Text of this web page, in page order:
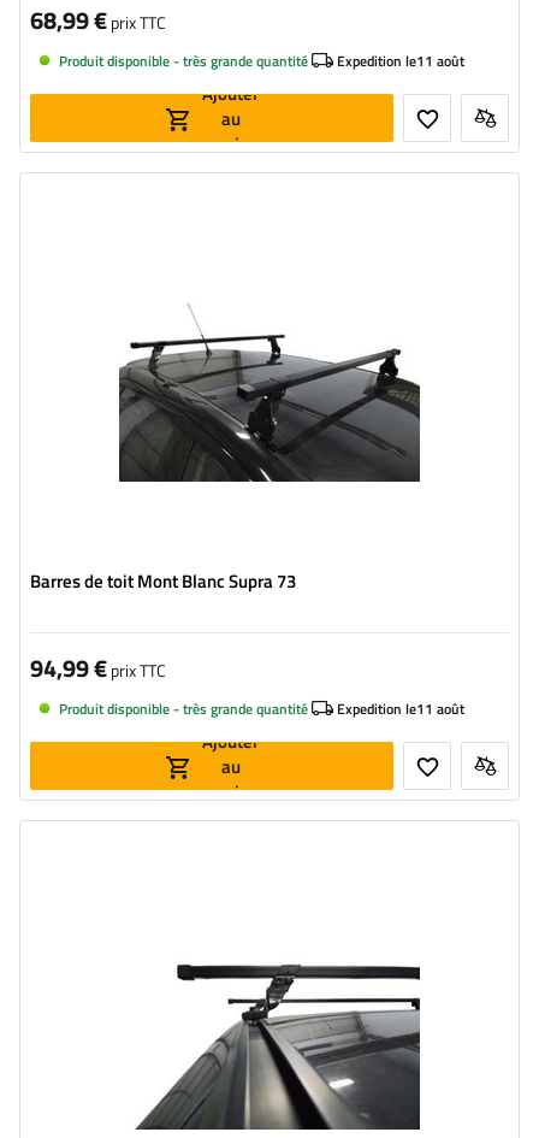
68,99 €prix TTC
Produit disponible - très grande quantité Expedition le11 août
Ajouter
au
panier
Barres de toit Mont Blanc Supra 73
94,99 €prix TTC
Produit disponible - très grande quantité Expedition le11 août
Ajouter
au
panier